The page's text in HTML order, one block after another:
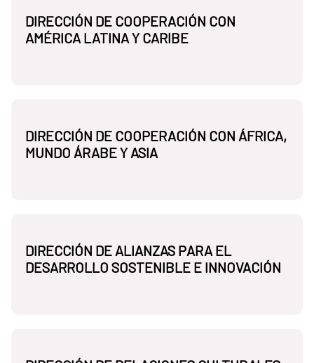
DIRECCIÓN DE COOPERACIÓN CON
AMÉRICA LATINA Y CARIBE
DIRECCIÓN DE COOPERACIÓN CON ÁFRICA,
MUNDO ÁRABE Y ASIA
DIRECCIÓN DE ALIANZAS PARA EL
DESARROLLO SOSTENIBLE E INNOVACIÓN